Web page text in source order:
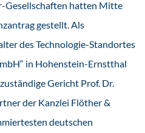
Gesellschaften hatten Mitte
gestellt. Als
des Technologie-Standortes
in Hohenstein-Ernstthal
Gericht Prof. Dr.
der Kanzlei Flöther &
deutschen